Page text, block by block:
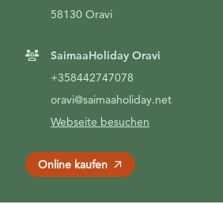
58130 Oravi
SaimaaHoliday Oravi
+358442747078
oravi@saimaaholiday.net
Webseite besuchen
Online kaufen